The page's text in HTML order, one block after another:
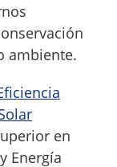
ambiente.
en
Energía